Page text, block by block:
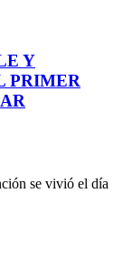
Y
PRIMER
se vivió el día